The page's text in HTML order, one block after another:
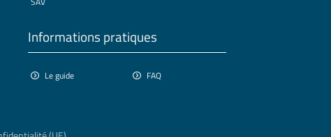
Informations pratiques
Le guide FAQ